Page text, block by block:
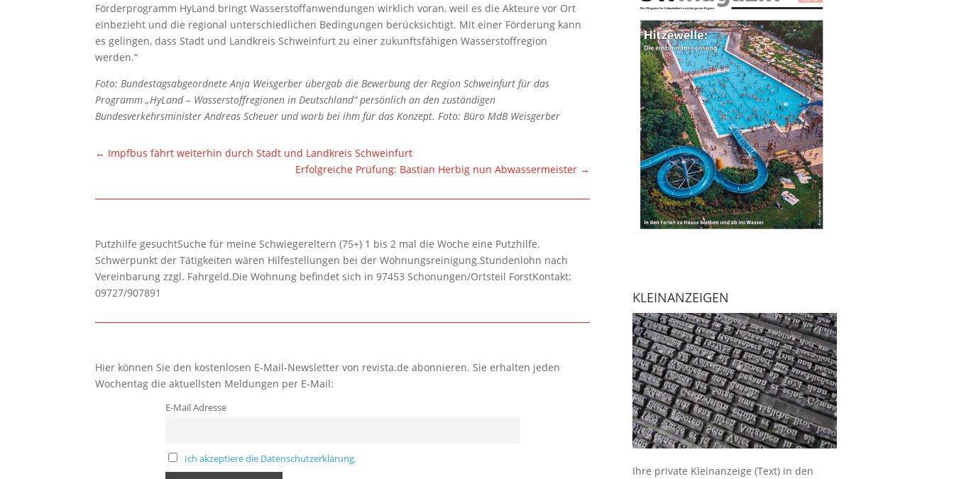
Förderprogramm HyLand bringt Wasserstoffanwendungen wirklich voran, weil es die Akteure vor Ort
einbezieht und die regional unterschiedlichen Bedingungen berücksichtigt. Mit einer Förderung kann
es gelingen, dass Stadt und Landkreis Schweinfurt zu einer zukunftsfähigen Wasserstoffregion
werden.“
Foto: Bundestagsabgeordnete Anja Weisgerber übergab die Bewerbung der Region Schweinfurt für das
Programm „HyLand – Wasserstoffregionen in Deutschland“ persönlich an den zuständigen
Bundesverkehrsminister Andreas Scheuer und warb bei ihm für das Konzept. Foto: Büro MdB Weisgerber
← Impfbus fährt weiterhin durch Stadt und Landkreis Schweinfurt
Erfolgreiche Prüfung: Bastian Herbig nun Abwassermeister →
Putzhilfe gesuchtSuche für meine Schwiegereltern (75+) 1 bis 2 mal die Woche eine Putzhilfe.
Schwerpunkt der Tätigkeiten wären Hilfestellungen bei der Wohnungsreinigung.Stundenlohn nach
Vereinbarung zzgl. Fahrgeld.Die Wohnung befindet sich in 97453 Schonungen/Ortsteil ForstKontakt:
09727/907891
Hier können Sie den kostenlosen E-Mail-Newsletter von revista.de abonnieren. Sie erhalten jeden
Wochentag die aktuellsten Meldungen per E-Mail:
E-Mail Adresse
Ich akzeptiere die Datenschutzerklärung.
KLEINANZEIGEN
Ihre private Kleinanzeige (Text) in den